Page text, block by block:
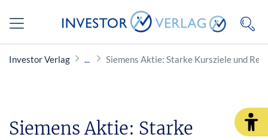
Investor Verlag Siemens Aktie: Starke Kursziele und
Siemens Aktie: Starke